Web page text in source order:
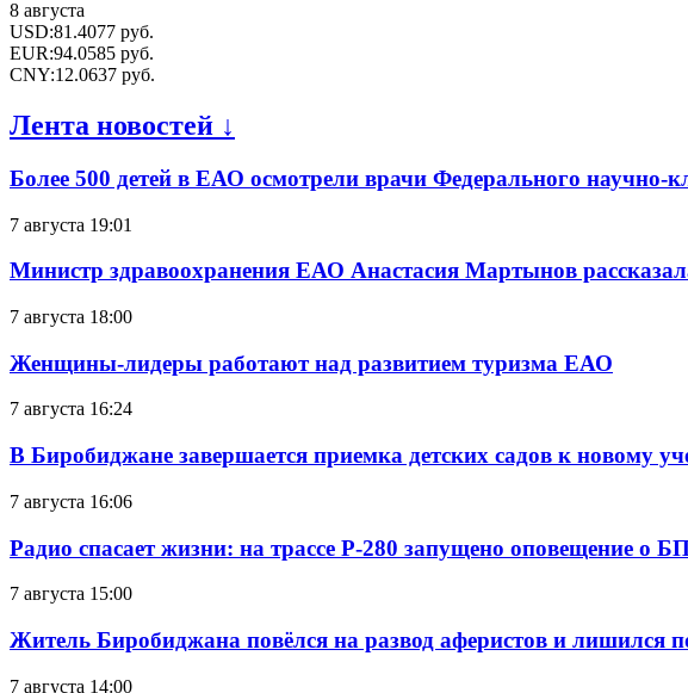
8 августа
USD:81.4077 руб.
EUR:94.0585 руб.
CNY:12.0637 руб.
Лента новостей ↓
Более 500 детей в ЕАО осмотрели врачи Федерального
7 августа 19:01
Министр здравоохранения ЕАО Анастасия Мартынов
7 августа 18:00
Женщины-лидеры работают над развитием туризма ЕАО
7 августа 16:24
В Биробиджане завершается приемка детских садов к новому
7 августа 16:06
Радио спасает жизни: на трассе Р-280 запущено оповещение о
7 августа 15:00
Житель Биробиджана повёлся на развод аферистов и лишился
7 августа 14:00